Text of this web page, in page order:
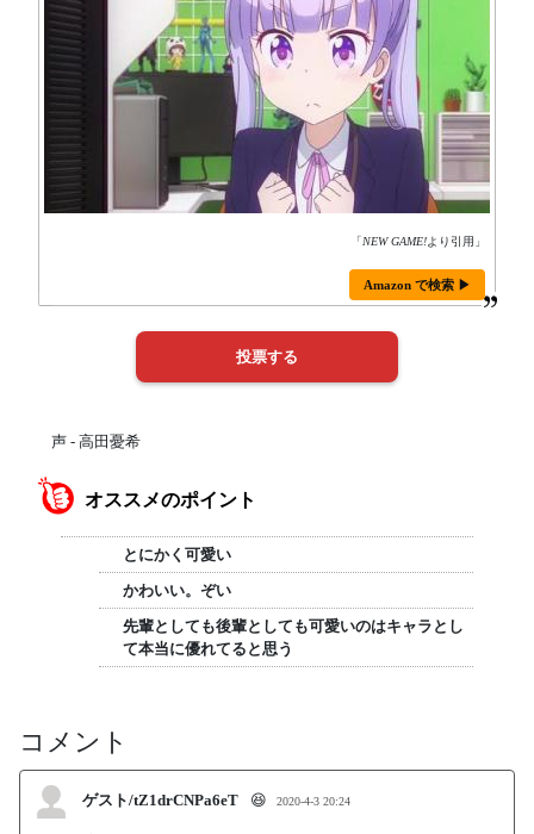
「NEW GAME!より引用」
Amazon で検索 ▶
声 - 高田憂希
オススメのポイント
とにかく可愛い
かわいい。ぞい
先輩としても後輩としても可愛いのはキャラとし
て本当に優れてると思う
コメント
ゲスト/tZ1drCNPa6eT 😆 2020-4-3 20:24